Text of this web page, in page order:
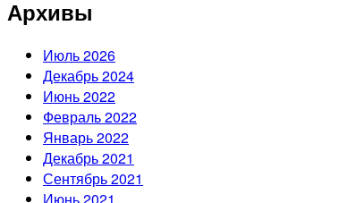
Архивы
Июль 2026
Декабрь 2024
Июнь 2022
Февраль 2022
Январь 2022
Декабрь 2021
Сентябрь 2021